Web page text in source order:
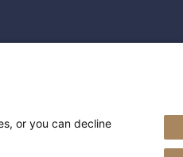
or you can decline